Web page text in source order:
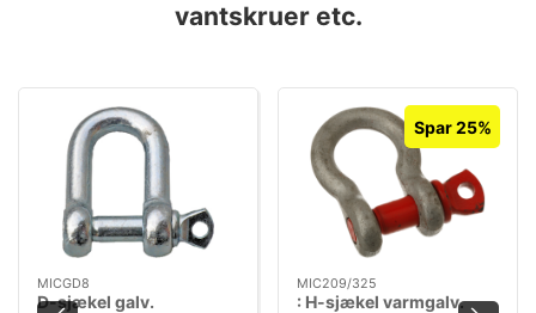
vantskruer etc.
MICGD8
D-sjækel galv.
Spar 25%
MIC209/325
: H-sjækel varmgalv.